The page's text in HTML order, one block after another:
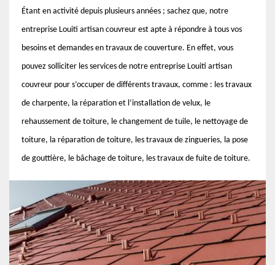
Étant en activité depuis plusieurs années ; sachez que, notre
entreprise Louiti artisan couvreur est apte à répondre à tous vos
besoins et demandes en travaux de couverture. En effet, vous
pouvez solliciter les services de notre entreprise Louiti artisan
couvreur pour s’occuper de différents travaux, comme : les travaux
de charpente, la réparation et l’installation de velux, le
rehaussement de toiture, le changement de tuile, le nettoyage de
toiture, la réparation de toiture, les travaux de zingueries, la pose
de gouttière, le bâchage de toiture, les travaux de fuite de toiture.